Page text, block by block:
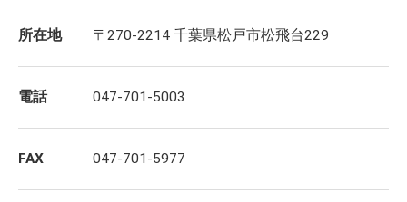
所在地 〒270-2214 千葉県松戸市松飛台229
電話 047-701-5003
FAX 047-701-5977